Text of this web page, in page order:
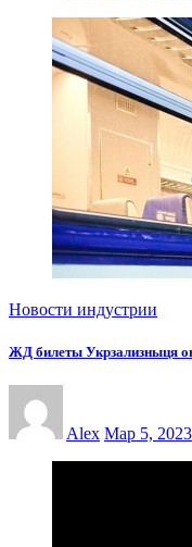
Новости индустрии
ЖД билеты Укрзализныця
Alex Мар 5, 2023